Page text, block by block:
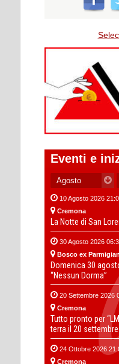
Eventi e
10 Agosto 2026
Cremona
La Notte di San
30 Agosto 2026
Bosco ex
Domenica 30
“Nessun Dorma”
20 Settembre 2026
Cremona
Tutto pronto per
terra il 20 settembre
24 Ottobre 2026
Cremona